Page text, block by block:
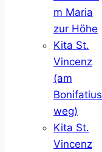
m Maria
zur Höhe
Kita St.
Vincenz
(am
Bonifatius
weg)
Kita St.
Vincenz